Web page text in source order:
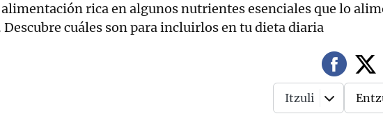
rica en algunos nutrientes esenciales que lo
cuáles son para incluirlos en tu dieta diaria
Itzuli